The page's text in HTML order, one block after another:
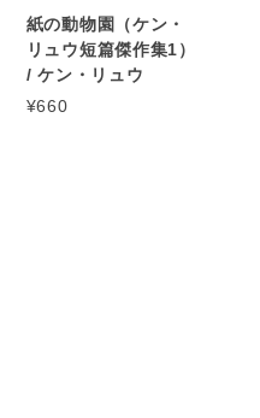
紙の動物園（ケン・
リュウ短篇傑作集1）
/ ケン・リュウ
¥660